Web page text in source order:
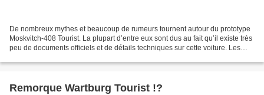
De nombreux mythes et beaucoup de rumeurs tournent autour du prototype
Moskvitch-408 Tourist. La plupart d’entre eux sont dus au fait qu’il existe très
peu de documents officiels et de détails techniques sur cette voiture. Les
Remorque Wartburg Tourist !?